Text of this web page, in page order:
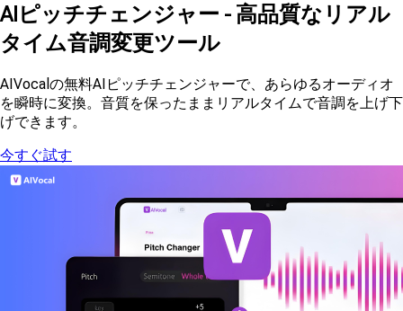
AIピッチチェンジャー - 高品質なリアル
タイム音調変更ツール
AIVocalの無料AIピッチチェンジャーで、あらゆるオーディオ
を瞬時に変換。音質を保ったままリアルタイムで音調を上げ下
げできます。
今すぐ試す